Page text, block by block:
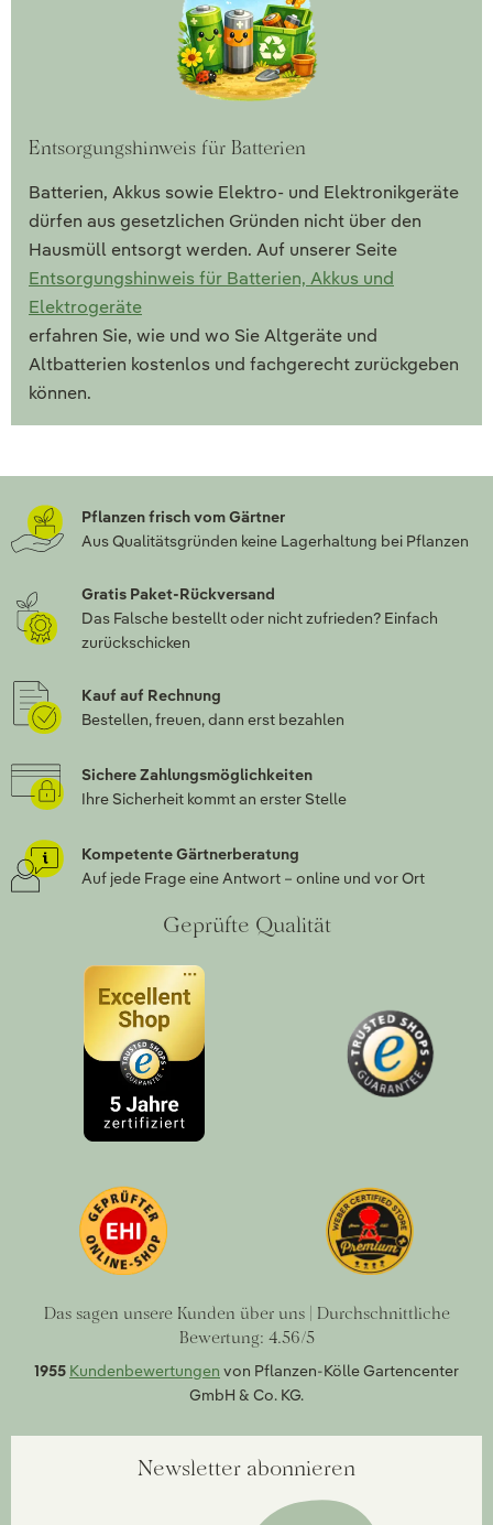
Entsorgungshinweis für Batterien
Batterien, Akkus sowie Elektro- und Elektronikgeräte
dürfen aus gesetzlichen Gründen nicht über den
Hausmüll entsorgt werden. Auf unserer Seite
Entsorgungshinweis für Batterien, Akkus und
Elektrogeräte
erfahren Sie, wie und wo Sie Altgeräte und
Altbatterien kostenlos und fachgerecht zurückgeben
können.
Pflanzen frisch vom Gärtner
Aus Qualitätsgründen keine Lagerhaltung bei Pflanzen
Gratis Paket-Rückversand
Das Falsche bestellt oder nicht zufrieden? Einfach
zurückschicken
Kauf auf Rechnung
Bestellen, freuen, dann erst bezahlen
Sichere Zahlungsmöglichkeiten
Ihre Sicherheit kommt an erster Stelle
Kompetente Gärtnerberatung
Auf jede Frage eine Antwort – online und vor Ort
Geprüfte Qualität
Das sagen unsere Kunden über uns | Durchschnittliche
Bewertung: 4.56/5
1955 Kundenbewertungen von Pflanzen-Kölle Gartencenter
GmbH & Co. KG.
Newsletter abonnieren